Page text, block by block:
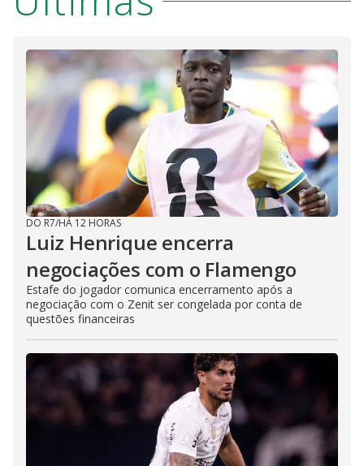
DO R7/HÁ 12 HORAS
Luiz Henrique encerra
negociações com o Flamengo
Estafe do jogador comunica encerramento após a
negociação com o Zenit ser congelada por conta de
questões financeiras